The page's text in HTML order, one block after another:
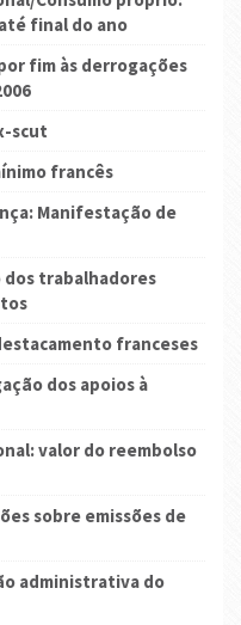
final do ano
fim às derrogações
scut
francês
Manifestação de
dos trabalhadores
franceses
dos apoios à
valor do reembolso
sobre emissões de
administrativa do